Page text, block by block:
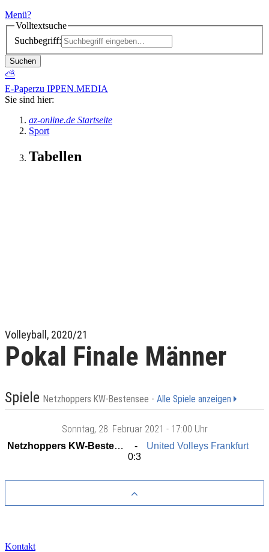
Menü?
Volltextsuche
Suchbegriff:
Suchen
⛅
E-Paperzu IPPEN.MEDIA
Sie sind hier:
az-online.de Startseite
Sport
Tabellen
Volleyball, 2020/21
Pokal Finale Männer
Spiele Netzhoppers KW-Bestensee - Alle Spiele anzeigen
Sonntag, 28. Februar 2021 - 17:00 Uhr
Netzhoppers KW-Bestensee
United Volleys Frankfurt
0:3
Kontakt